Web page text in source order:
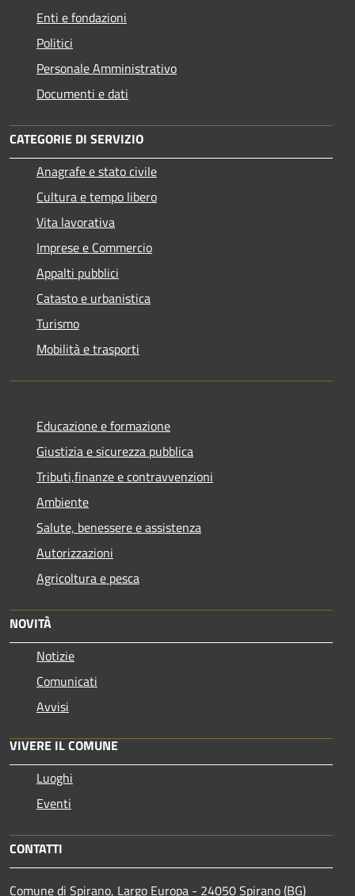
Enti e fondazioni
Politici
Personale Amministrativo
Documenti e dati
CATEGORIE DI SERVIZIO
Anagrafe e stato civile
Cultura e tempo libero
Vita lavorativa
Imprese e Commercio
Appalti pubblici
Catasto e urbanistica
Turismo
Mobilità e trasporti
Educazione e formazione
Giustizia e sicurezza pubblica
Tributi,finanze e contravvenzioni
Ambiente
Salute, benessere e assistenza
Autorizzazioni
Agricoltura e pesca
NOVITÀ
Notizie
Comunicati
Avvisi
VIVERE IL COMUNE
Luoghi
Eventi
CONTATTI
Comune di Spirano, Largo Europa - 24050 Spirano (BG)